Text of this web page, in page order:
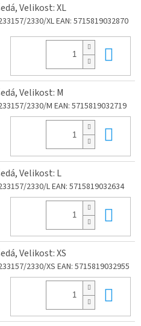
Velikost: XL
2330/XLEAN: 5715819032870
Velikost: M
2330/M EAN: 5715819032719
Velikost: L
2330/LEAN: 5715819032634
Velikost: XS
2330/XS EAN: 5715819032955